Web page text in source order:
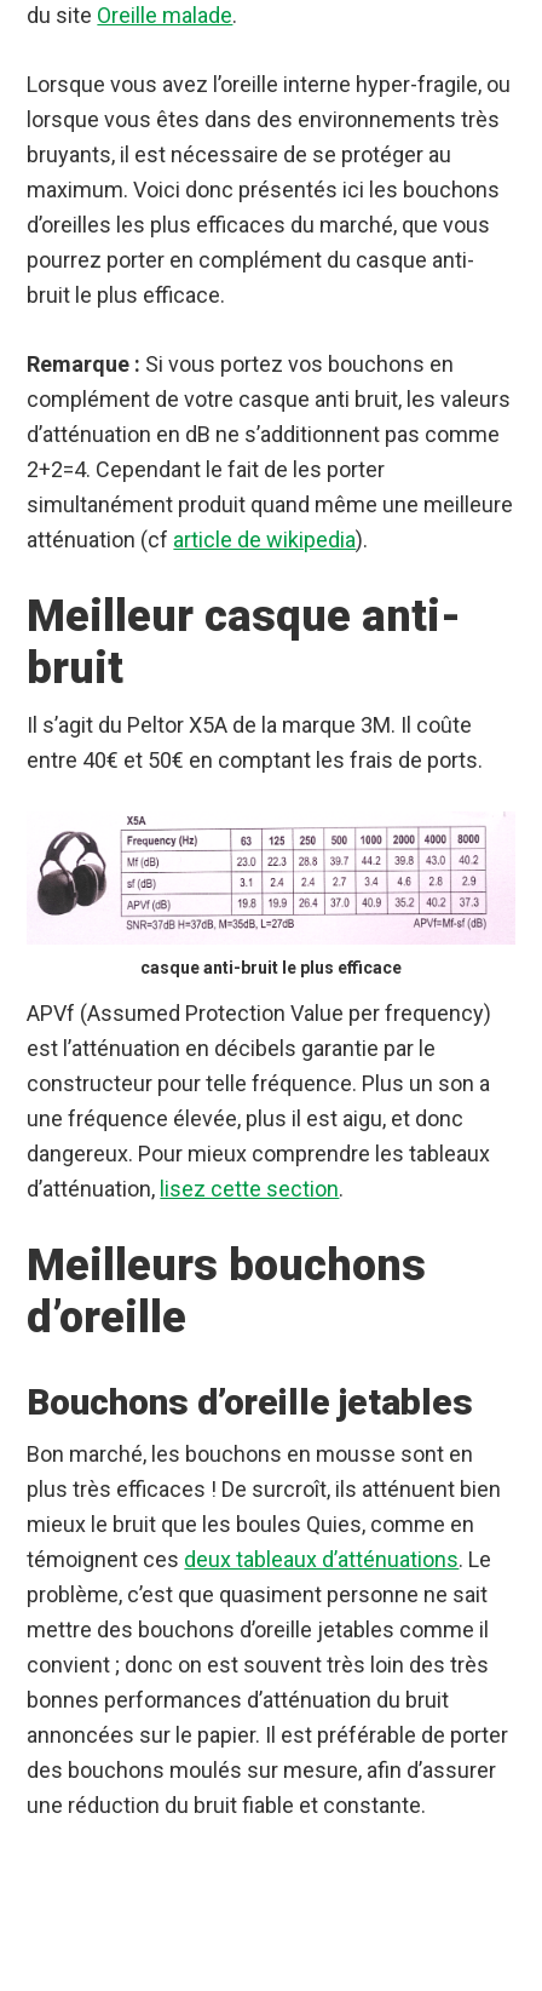
du site Oreille malade.
Lorsque vous avez l’oreille interne hyper-fragile, ou
lorsque vous êtes dans des environnements très
bruyants, il est nécessaire de se protéger au
maximum. Voici donc présentés ici les bouchons
d’oreilles les plus efficaces du marché, que vous
pourrez porter en complément du casque anti-
bruit le plus efficace.
Remarque : Si vous portez vos bouchons en
complément de votre casque anti bruit, les valeurs
d’atténuation en dB ne s’additionnent pas comme
2+2=4. Cependant le fait de les porter
simultanément produit quand même une meilleure
atténuation (cf article de wikipedia).
Meilleur casque anti-
bruit
Il s’agit du Peltor X5A de la marque 3M. Il coûte
entre 40€ et 50€ en comptant les frais de ports.
casque anti-bruit le plus efficace
APVf (Assumed Protection Value per frequency)
est l’atténuation en décibels garantie par le
constructeur pour telle fréquence. Plus un son a
une fréquence élevée, plus il est aigu, et donc
dangereux. Pour mieux comprendre les tableaux
d’atténuation, lisez cette section.
Meilleurs bouchons
d’oreille
Bouchons d’oreille jetables
Bon marché, les bouchons en mousse sont en
plus très efficaces ! De surcroît, ils atténuent bien
mieux le bruit que les boules Quies, comme en
témoignent ces deux tableaux d’atténuations. Le
problème, c’est que quasiment personne ne sait
mettre des bouchons d’oreille jetables comme il
convient ; donc on est souvent très loin des très
bonnes performances d’atténuation du bruit
annoncées sur le papier. Il est préférable de porter
des bouchons moulés sur mesure, afin d’assurer
une réduction du bruit fiable et constante.